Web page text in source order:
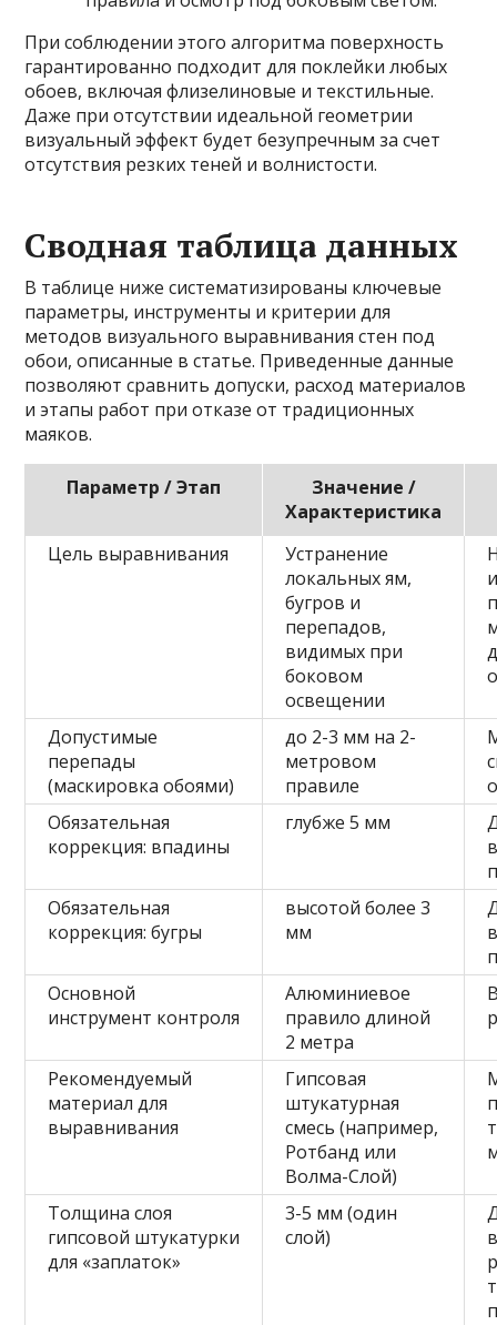
При соблюдении этого алгоритма поверхность
гарантированно подходит для поклейки любых
обоев, включая флизелиновые и текстильные.
Даже при отсутствии идеальной геометрии
визуальный эффект будет безупречным за счет
отсутствия резких теней и волнистости.
Сводная таблица данных
В таблице ниже систематизированы ключевые
параметры, инструменты и критерии для
методов визуального выравнивания стен под
обои, описанные в статье. Приведенные данные
позволяют сравнить допуски, расход материалов
и этапы работ при отказе от традиционных
маяков.
Параметр / Этап
Значение /
Характеристика
Цель выравнивания
Устранение
локальных ям,
бугров и
перепадов,
видимых при
боковом
освещении
Допустимые
перепады
(маскировка обоями)
до 2-3 мм на 2-
метровом
правиле
Обязательная
коррекция: впадины
глубже 5 мм
Обязательная
коррекция: бугры
высотой более 3
мм
Основной
инструмент контроля
Алюминиевое
правило длиной
2 метра
Рекомендуемый
материал для
выравнивания
Гипсовая
штукатурная
смесь (например,
Ротбанд или
Волма-Слой)
Толщина слоя
гипсовой штукатурки
для «заплаток»
3-5 мм (один
слой)